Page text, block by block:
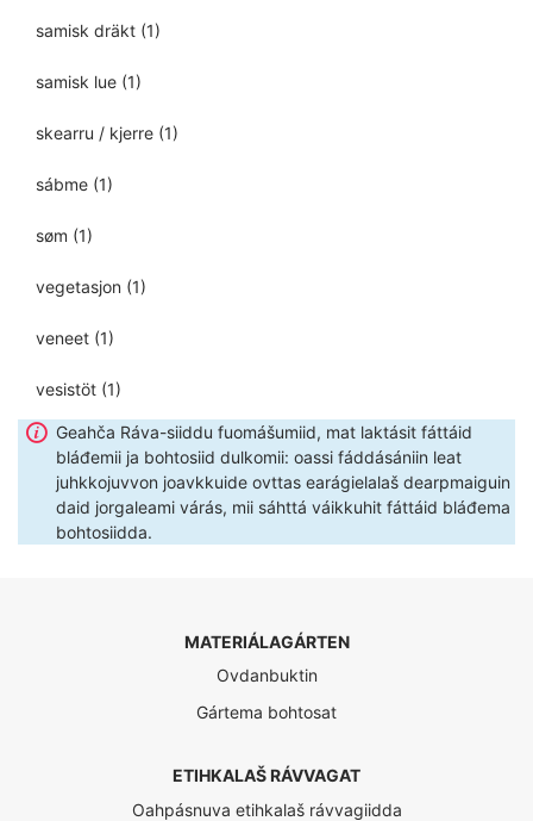
samisk dräkt (1)
samisk lue (1)
skearru / kjerre (1)
sábme (1)
søm (1)
vegetasjon (1)
veneet (1)
vesistöt (1)
Geahča Ráva-siiddu fuomášumiid, mat laktásit fáttáid
bláđemii ja bohtosiid dulkomii: oassi fáddásániin leat
juhkkojuvvon joavkkuide ovttas earágielalaš dearpmaiguin
daid jorgaleami várás, mii sáhttá váikkuhit fáttáid bláđema
bohtosiidda.
MATERIÁLAGÁRTEN
Ovdanbuktin
Gártema bohtosat
ETIHKALAŠ RÁVVAGAT
Oahpásnuva etihkalaš rávvagiidda